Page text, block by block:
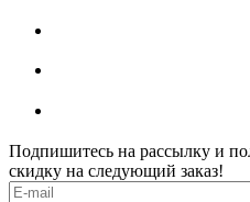
Подпишитесь на рассылку и
скидку на следующий заказ!